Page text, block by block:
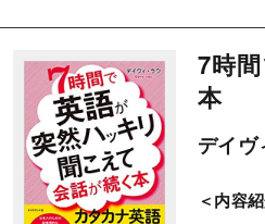
7時
本
デイヴ
＜内容